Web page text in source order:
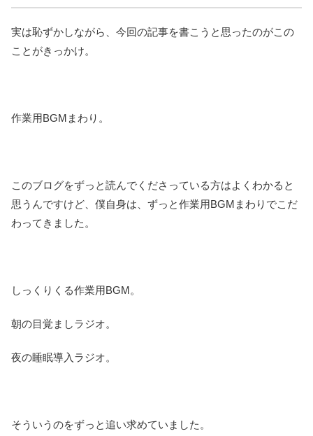
実は恥ずかしながら、今回の記事を書こうと思ったのがこの
ことがきっかけ。
作業用BGMまわり。
このブログをずっと読んでくださっている方はよくわかると
思うんですけど、僕自身は、ずっと作業用BGMまわりでこだ
わってきました。
しっくりくる作業用BGM。
朝の目覚ましラジオ。
夜の睡眠導入ラジオ。
そういうのをずっと追い求めていました。